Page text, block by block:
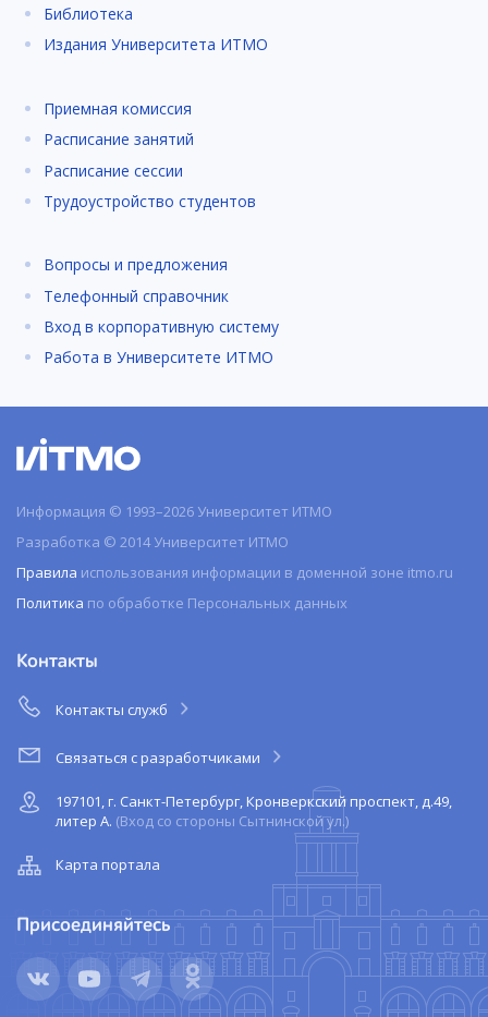
Библиотека
Издания Университета ИТМО
Приемная комиссия
Расписание занятий
Расписание сессии
Трудоустройство студентов
Вопросы и предложения
Телефонный справочник
Вход в корпоративную систему
Работа в Университете ИТМО
Информация © 1993–2026 Университет ИТМО
Разработка © 2014 Университет ИТМО
Правила использования информации в доменной зоне itmo.ru
Политика по обработке Персональных данных
Контакты
Контакты служб
Связаться с разработчиками
197101, г. Санкт-Петербург, Кронверкский проспект, д.49,
литер А. (Вход со стороны Сытнинской ул.)
Карта портала
Присоединяйтесь